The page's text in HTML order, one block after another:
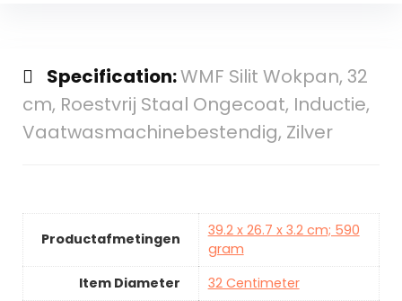
Specification:WMF Silit Wokpan, 32
cm, Roestvrij Staal Ongecoat, Inductie,
Vaatwasmachinebestendig, Zilver
Productafmetingen
39.2 x 26.7 x 3.2 cm; 590
gram
Item Diameter
32 Centimeter